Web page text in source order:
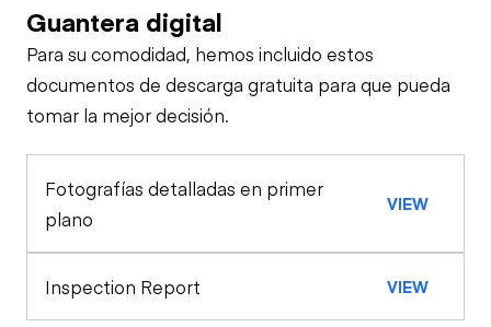
Brakes / Tires
Rear Axle
Cab
Seat Belts
Horn
Oil Sample Analysis (engine)
General Appearance
Engine
Starter
Underbody
Guantera digital
Para su comodidad, hemos incluido estos
documentos de descarga gratuita para que pueda
tomar la mejor decisión.
Fotografías detalladas en primer
plano
VIEW
Inspection Report VIEW